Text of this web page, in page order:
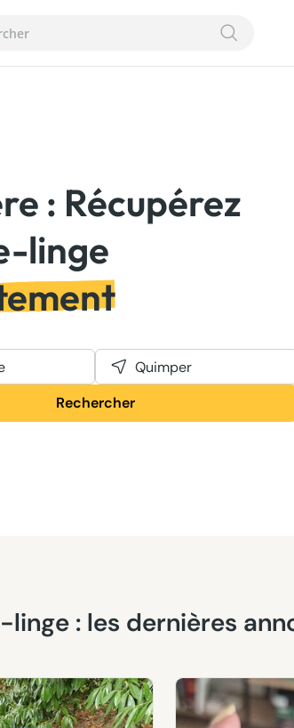
: Récupérez
Quimper
Rechercher
linge : les dernières